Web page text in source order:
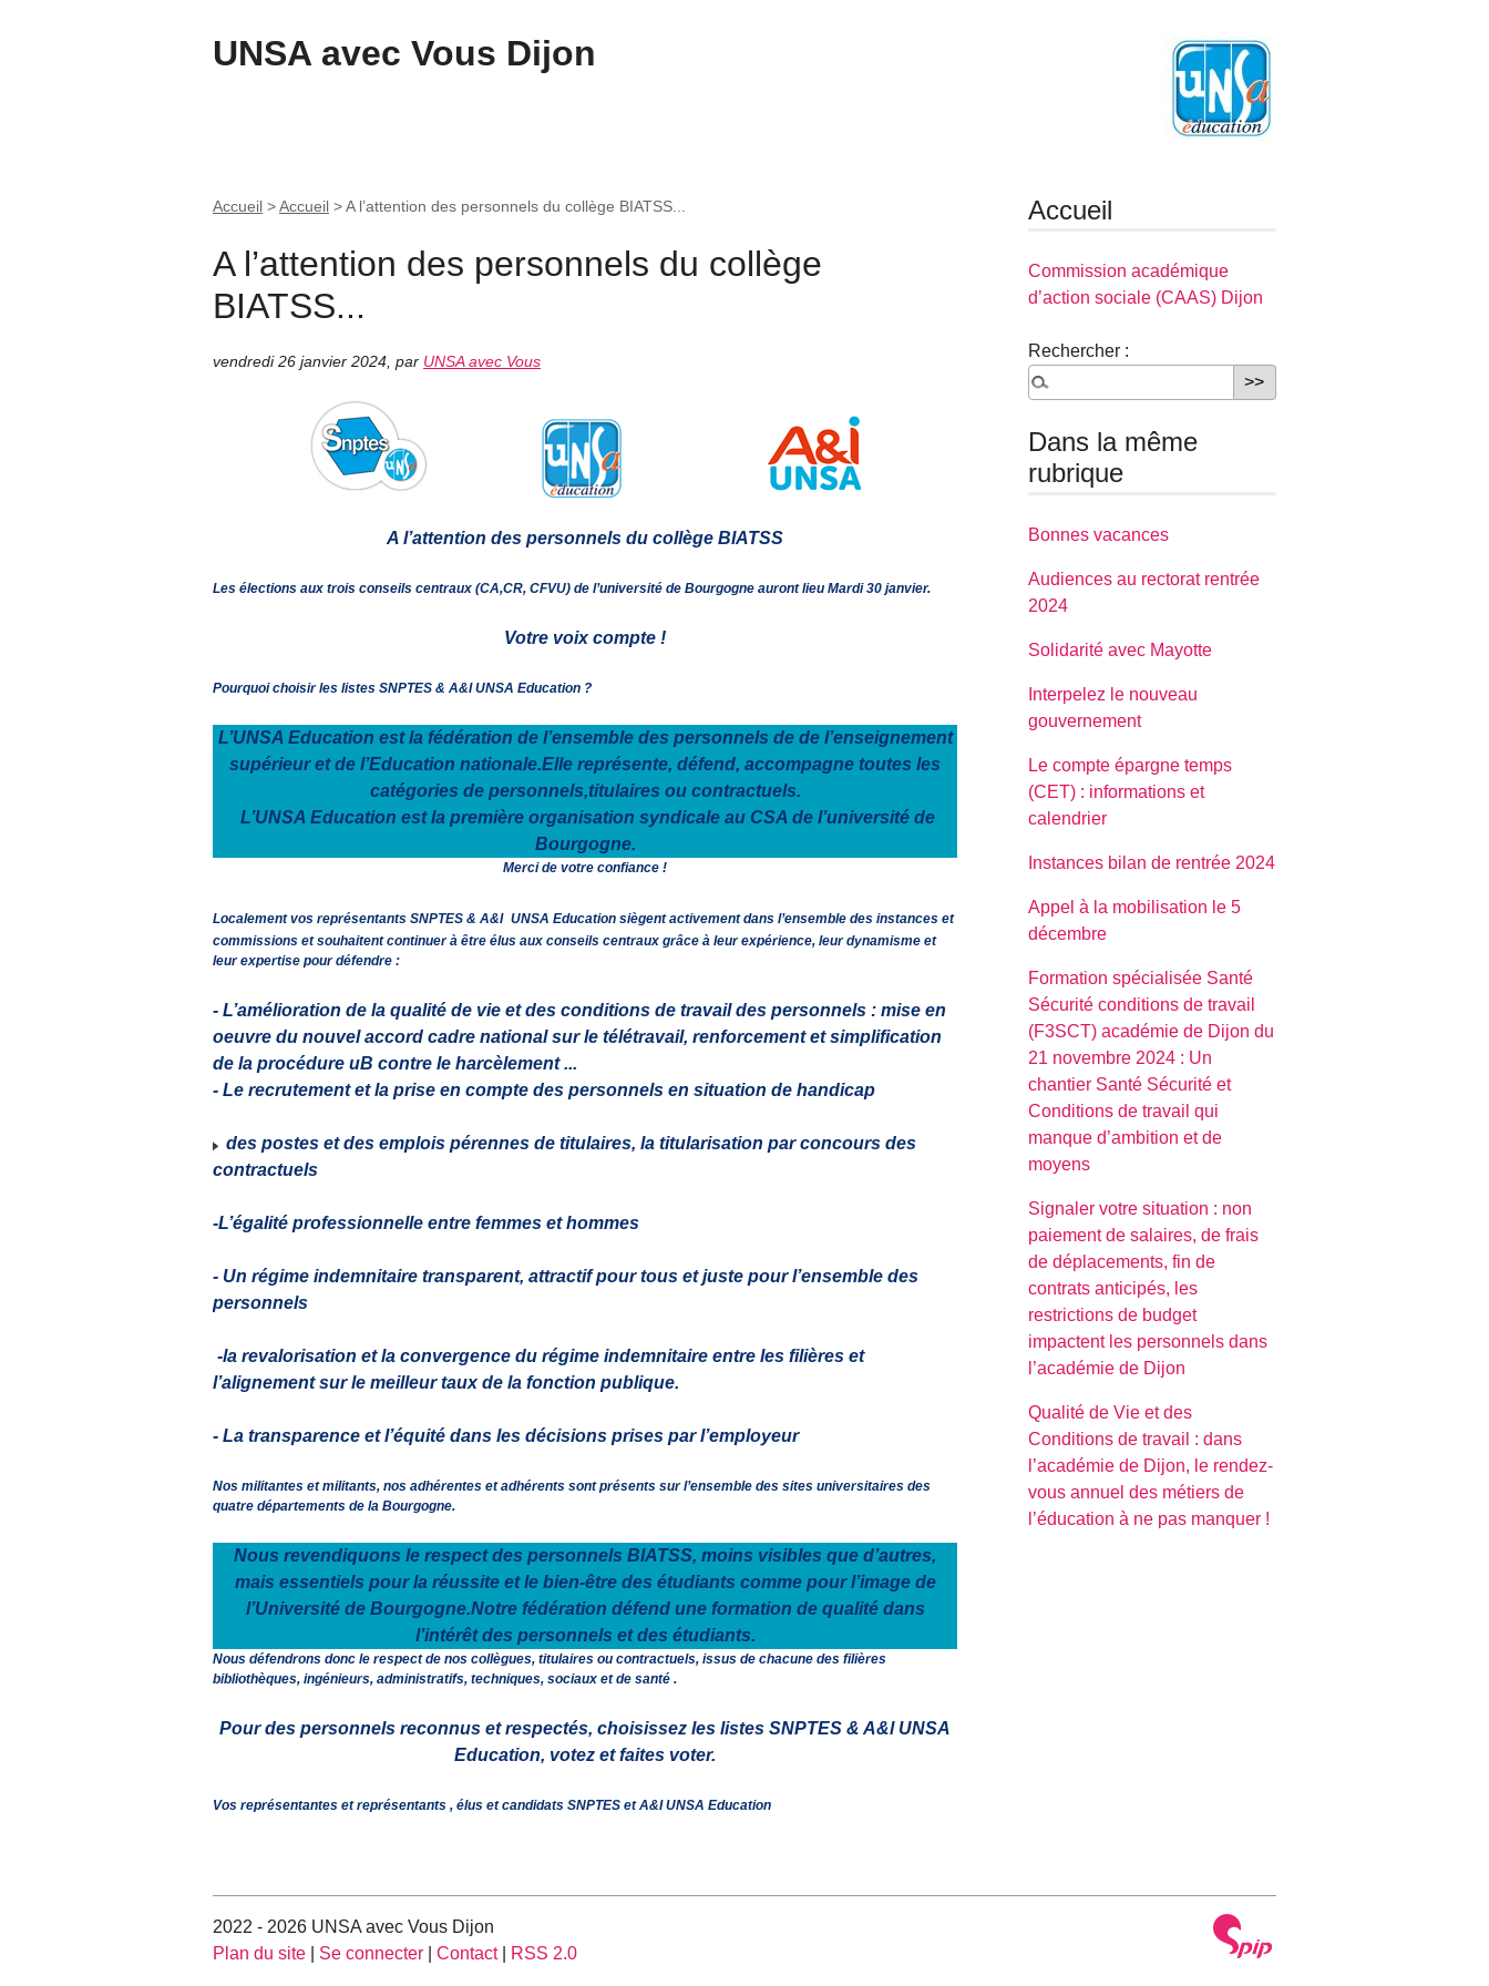
UNSA avec Vous Dijon
Accueil >Accueil >A l’attention des personnels du collège BIATSS...
A l’attention des personnels du collège
BIATSS...
vendredi 26 janvier 2024 par UNSA avec Vous
A l’attention des personnels du collège BIATSS
Les élections aux trois conseils centraux (CA,CR, CFVU) de l’université de Bourgogne auront lieu Mardi 30 janvier.
Votre voix compte !
Pourquoi choisir les listes SNPTES & A&I UNSA Education ?
L’UNSA Education est la fédération de l’ensemble des personnels de de l’enseignement
supérieur et de l’Education nationale.Elle représente, défend, accompagne toutes les
catégories de personnels,titulaires ou contractuels.
L’UNSA Education est la première organisation syndicale au CSA de l’université de
Bourgogne.
Merci de votre confiance !
Localement vos représentants SNPTES & A&I UNSA Education siègent activement dans l’ensemble des instances et
commissions et souhaitent continuer à être élus aux conseils centraux grâce à leur expérience, leur dynamisme et
leur expertise pour défendre :
- L’amélioration de la qualité de vie et des conditions de travail des personnels : mise en
oeuvre du nouvel accord cadre national sur le télétravail, renforcement et simplification
de la procédure uB contre le harcèlement ...
- Le recrutement et la prise en compte des personnels en situation de handicap
des postes et des emplois pérennes de titulaires, la titularisation par concours des
contractuels
-L’égalité professionnelle entre femmes et hommes
- Un régime indemnitaire transparent, attractif pour tous et juste pour l’ensemble des
personnels
-la revalorisation et la convergence du régime indemnitaire entre les filières et
l’alignement sur le meilleur taux de la fonction publique.
- La transparence et l’équité dans les décisions prises par l’employeur
Nos militantes et militants, nos adhérentes et adhérents sont présents sur l’ensemble des sites universitaires des
quatre départements de la Bourgogne.
Nous revendiquons le respect des personnels BIATSS, moins visibles que d’autres,
mais essentiels pour la réussite et le bien-être des étudiants comme pour l’image de
l’Université de Bourgogne.Notre fédération défend une formation de qualité dans
l’intérêt des personnels et des étudiants.
Nous défendrons donc le respect de nos collègues, titulaires ou contractuels, issus de chacune des filières
bibliothèques, ingénieurs, administratifs, techniques, sociaux et de santé .
Pour des personnels reconnus et respectés, choisissez les listes SNPTES & A&l UNSA
Education, votez et faites voter.
Vos représentantes et représentants , élus et candidats SNPTES et A&I UNSA Education
Accueil
Commission académique
d’action sociale (CAAS) Dijon
Rechercher :
Dans la même
rubrique
Bonnes vacances
Audiences au rectorat rentrée
2024
Solidarité avec Mayotte
Interpelez le nouveau
gouvernement
Le compte épargne temps
(CET) : informations et
calendrier
Instances bilan de rentrée 2024
Appel à la mobilisation le 5
décembre
Formation spécialisée Santé
Sécurité conditions de travail
(F3SCT) académie de Dijon du
21 novembre 2024 : Un
chantier Santé Sécurité et
Conditions de travail qui
manque d’ambition et de
moyens
Signaler votre situation : non
paiement de salaires, de frais
de déplacements, fin de
contrats anticipés, les
restrictions de budget
impactent les personnels dans
l’académie de Dijon
Qualité de Vie et des
Conditions de travail : dans
l’académie de Dijon, le rendez-
vous annuel des métiers de
l’éducation à ne pas manquer !
2022 - 2026 UNSA avec Vous Dijon
Plan du site
Se connecter Contact| RSS 2.0